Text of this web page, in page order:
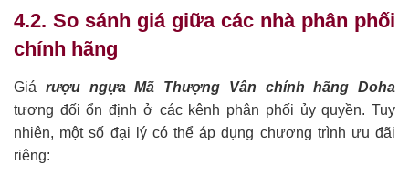
4.2. So sánh giá giữa các nhà phân phối
chính hãng
Giá rượu ngựa Mã Thượng Vân chính hãng Doha
tương đối ổn định ở các kênh phân phối ủy quyền. Tuy
nhiên, một số đại lý có thể áp dụng chương trình ưu đãi
riêng: